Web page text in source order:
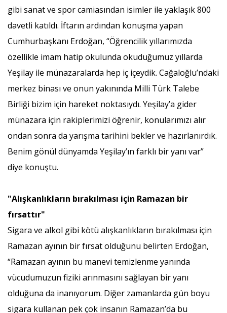
gibi sanat ve spor camiasından isimler ile yaklaşık 800
davetli katıldı. İftarın ardından konuşma yapan
Cumhurbaşkanı Erdoğan, “Öğrencilik yıllarımızda
özellikle imam hatip okulunda okuduğumuz yıllarda
Yeşilay ile münazaralarda hep iç içeydik. Cağaloğlu’ndaki
merkez binası ve onun yakınında Milli Türk Talebe
Birliği bizim için hareket noktasıydı. Yeşilay’a gider
münazara için rakiplerimizi öğrenir, konularımızı alır
ondan sonra da yarışma tarihini bekler ve hazırlanırdık.
Benim gönül dünyamda Yeşilay’ın farklı bir yanı var”
diye konuştu.
"Alışkanlıkların bırakılması için Ramazan bir
fırsattır"
Sigara ve alkol gibi kötü alışkanlıkların bırakılması için
Ramazan ayının bir fırsat olduğunu belirten Erdoğan,
“Ramazan ayının bu manevi temizlenme yanında
vücudumuzun fiziki arınmasını sağlayan bir yanı
olduğuna da inanıyorum. Diğer zamanlarda gün boyu
sigara kullanan pek çok insanın Ramazan’da bu